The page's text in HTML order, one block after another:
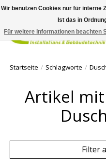
Startseite / Schlagworte /
Artikel
Filter
Wir benutzen Cookies nur für interne
Ist das in
Für weitere Informationen beachten